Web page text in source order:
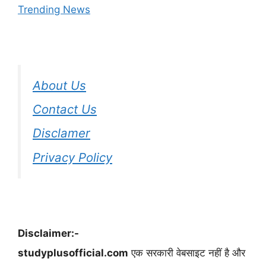
Trending News
About Us
Contact Us
Disclamer
Privacy Policy
Disclaimer:-
studyplusofficial.com एक सरकारी वेबसाइट नहीं है और